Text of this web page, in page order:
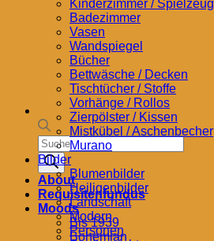
Products
search
About
Requisitenfundus
Moods
Bis 1939
Bohemian
Kinderzimmer / Spielzeug
Badezimmer
Vasen
Wandspiegel
Bücher
Bettwäsche / Decken
Tischtücher / Stoffe
Vorhänge / Rollos
Zierpölster / Kissen
Mistkübel / Aschenbecher
Murano
Bilder
Blumenbilder
Heiligenbilder
Landschaft
Modern
Personen